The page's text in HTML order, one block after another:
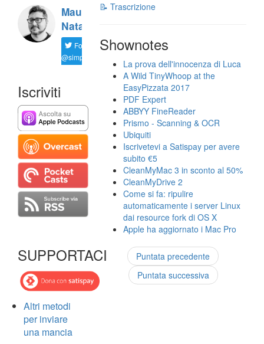
Maurizio
Natali
Follow
@simplemal
Iscriviti
SUPPORTACI
Altri metodi
per inviare
una mancia
📝 Trascrizione
Shownotes
La prova dell'innocenza di Luca
A Wild TinyWhoop at the
EasyPizzata 2017
PDF Expert
ABBYY FineReader
Prismo - Scanning & OCR
Ubiquiti
Iscrivetevi a Satispay per avere
subito €5
CleanMyMac 3 in sconto al 50%
CleanMyDrive 2
Come si fa: ripulire
automaticamente i server Linux
dai resource fork di OS X
Apple ha aggiornato i Mac Pro
Puntata precedente
Puntata successiva